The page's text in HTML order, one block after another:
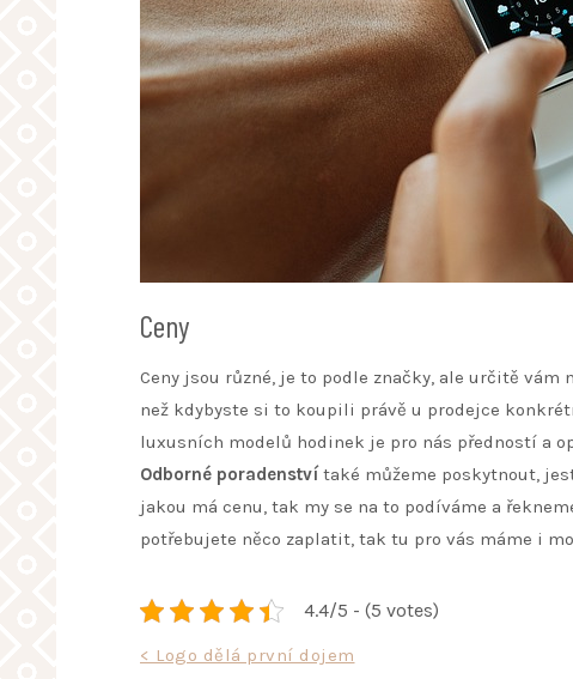
Ceny
Ceny jsou různé, je to podle značky, ale určitě
než kdybyste si to koupili právě u prodejce
luxusních modelů hodinek je pro nás předností a
Odborné poradenstvítaké můžeme poskytnout,
jakou má cenu, tak my se na to podíváme a
potřebujete něco zaplatit, tak tu pro vás máme i
4.4/5 - (5 votes)
Navigace
< Logo dělá první dojem